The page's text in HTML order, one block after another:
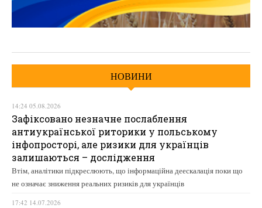
НОВИНИ
14:24 05.08.2026
Зафіксовано незначне послаблення
антиукраїнської риторики у польському
інфопросторі, але ризики для українців
залишаються – дослідження
Втім, аналітики підкреслюють, що інформаційна деескалація поки що
не означає зниження реальних ризиків для українців
17:42 14.07.2026